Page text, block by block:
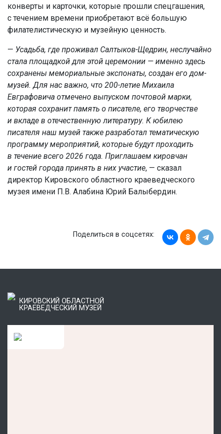
конверты и карточки, которые прошли спецгашения,
с течением времени приобретают всё большую
филателистическую и музейную ценность.
— Усадьба, где проживал Салтыков-Щедрин, неслучайно
стала площадкой для этой церемонии — именно здесь
сохранены мемориальные экспонаты, создан его дом-
музей. Для нас важно, что 200-летие Михаила
Евграфовича отмечено выпуском почтовой марки,
которая сохранит память о писателе, его творчестве
и вкладе в отечественную литературу. К юбилею
писателя наш музей также разработал тематическую
программу мероприятий, которые будут проходить
в течение всего 2026 года. Приглашаем кировчан
и гостей города принять в них участие, — сказал
директор Кировского областного краеведческого
музея имени П.В. Алабина Юрий Балыбердин.
Поделиться в соцсетях:
КИРОВСКИЙ ОБЛАСТНОЙ
КРАЕВЕДЧЕСКИЙ МУЗЕЙ